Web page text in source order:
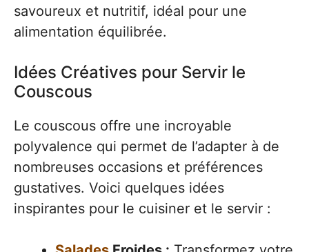
savoureux et nutritif, idéal pour une
alimentation équilibrée.
Idées Créatives pour Servir le
Couscous
Le couscous offre une incroyable
polyvalence qui permet de l’adapter à de
nombreuses occasions et préférences
gustatives. Voici quelques idées
inspirantes pour le cuisiner et le servir :